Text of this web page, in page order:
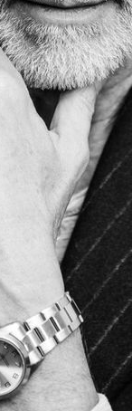
Hanches
98 cm
Marrons